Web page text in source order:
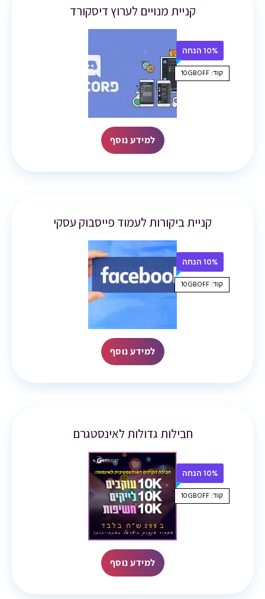
קניית מנויים לערוץ דיסקורד
10% הנחה
קוד: 10GBOFF
למידע נוסף
קניית ביקורות לעמוד פייסבוק עסקי
10% הנחה
קוד: 10GBOFF
למידע נוסף
חבילות גדולות לאינסטגרם
10% הנחה
קוד: 10GBOFF
למידע נוסף